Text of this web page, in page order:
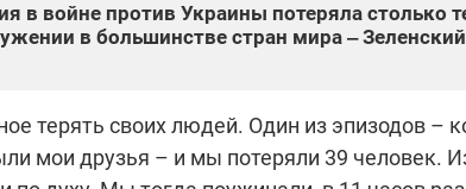
в войне против Украины потеряла столько
в большинстве стран мира ‒ Зеленский
терять своих людей. Один из эпизодов –
мои друзья – и мы потеряли 39 человек.